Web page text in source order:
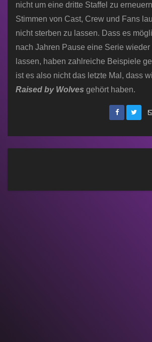
nicht um eine dritte Staffel zu
Stimmen von Cast, Crew und Fans
nicht sterben zu lassen. Dass es
nach Jahren Pause eine Serie wieder
lassen, haben zahlreiche Beispiele
ist es also nicht das letzte Mal, dass
Raised by Wolves gehört haben.